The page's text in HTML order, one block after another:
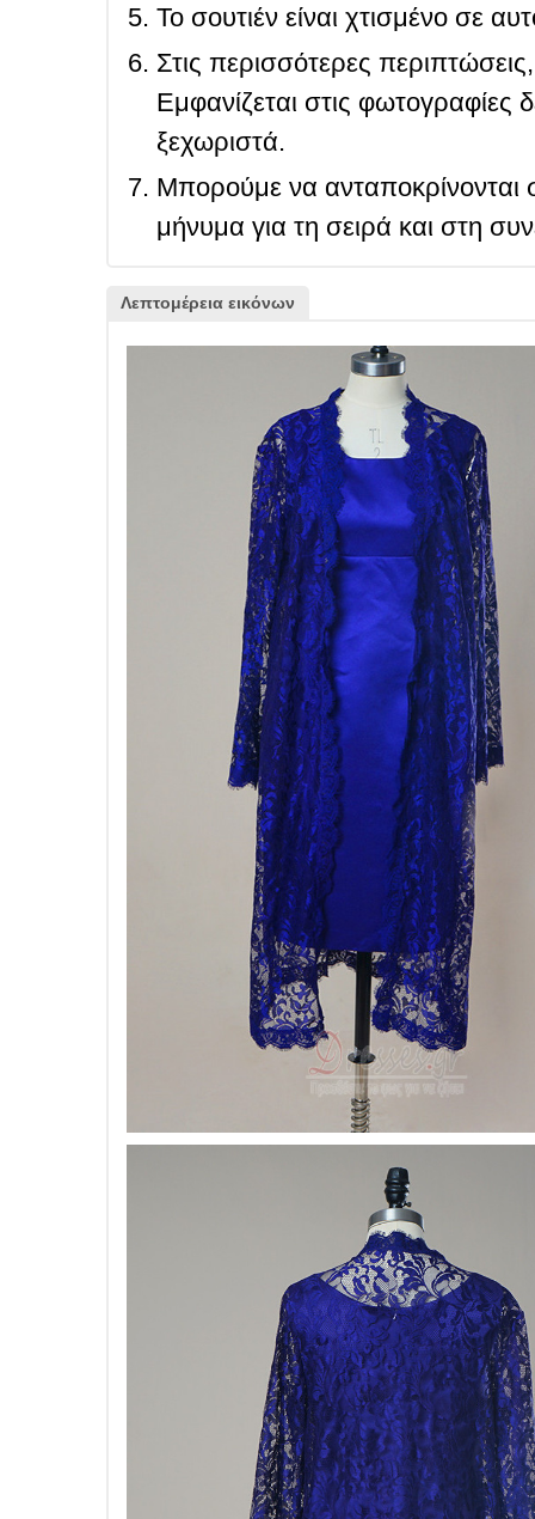
Το σουτιέν είναι χτισμένο σε
Στις περισσότερες
Εμφανίζεται στις φωτογραφίες
ξεχωριστά.
Μπορούμε να ανταποκρίνονται
μήνυμα για τη σειρά και στη
Λεπτομέρεια εικόνων